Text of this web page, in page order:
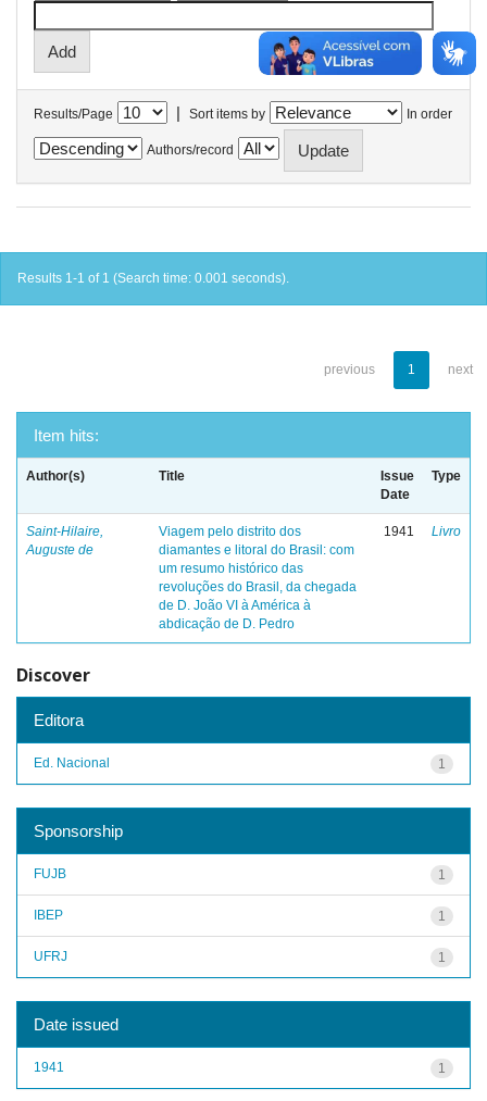
Results/Page | Sort items by In order
Authors/record
Results 1-1 of 1 (Search time: 0.001 seconds).
previous 1 next
Item hits:
Author(s) Title
Issue
Date
Type
Saint-Hilaire,
Auguste de
Viagem pelo distrito dos
diamantes e litoral do Brasil: com
um resumo histórico das
revoluções do Brasil, da chegada
de D. João VI à América à
abdicação de D. Pedro
1941 Livro
Discover
Editora
1
Ed. Nacional
Sponsorship
1
FUJB
1
IBEP
1
UFRJ
Date issued
1
1941